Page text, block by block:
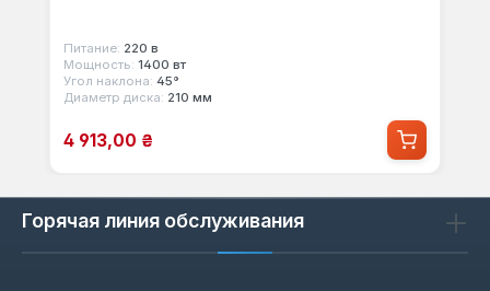
Питание: 220 в
Мощность: 1400 вт
Угол наклона: 45°
Диаметр диска: 210 мм
Цена продажи:
4 913,00 ₴
Горячая линия обслуживания